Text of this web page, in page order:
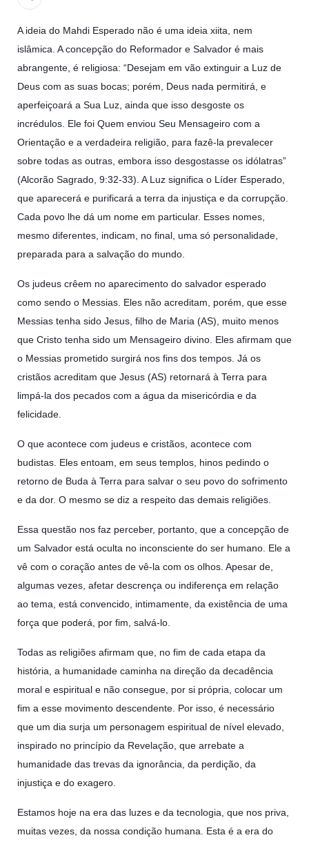
todos os irmãos e irmãs um novo
10 DE NOVEMBRO DE 2013
Falecimento do Imam Ali Ibn Al-Hussein
(A.S.)
Em nome de Deus, o Clemente, o Misericordioso! Diante da
muçulmanos, o Imam Ali Ibn Al-Hussein Ibn Ali Ibn Abi Táleb
(A.S.), conhecido por “Zein Al-Ábidin” (Formosura
3 DE JULHO DE 2014
Centro Islâmico no Brasil recebe o ex-
ministro das Relações Exteriores da
República Islâmica do Irã
Brasil recebeu em sua sede, em São Paulo, o ex-ministro das
Kharrazi, que encontra-se visitando
A ideia do Mahdi Esperado não é uma ideia xiita, nem
islâmica. A concepção do Reformador e Salvador é mais
abrangente, é religiosa: “Desejam em vão extinguir a Luz de
Deus com as suas bocas; porém, Deus nada permitirá, e
aperfeiçoará a Sua Luz, ainda que isso desgoste os
incrédulos. Ele foi Quem enviou Seu Mensageiro com a
Orientação e a verdadeira religião, para fazê-la prevalecer
sobre todas as outras, embora isso desgostasse os idólatras”
(Alcorão Sagrado, 9:32-33). A Luz significa o Líder Esperado,
que aparecerá e purificará a terra da injustiça e da corrupção.
Cada povo lhe dá um nome em particular. Esses nomes,
mesmo diferentes, indicam, no final, uma só personalidade,
preparada para a salvação do mundo.
Os judeus crêem no aparecimento do salvador esperado
como sendo o Messias. Eles não acreditam, porém, que esse
Messias tenha sido Jesus, filho de Maria (AS), muito menos
que Cristo tenha sido um Mensageiro divino. Eles afirmam que
o Messias prometido surgirá nos fins dos tempos. Já os
cristãos acreditam que Jesus (AS) retornará à Terra para
limpá-la dos pecados com a água da misericórdia e da
felicidade.
O que acontece com judeus e cristãos, acontece com
budistas. Eles entoam, em seus templos, hinos pedindo o
retorno de Buda à Terra para salvar o seu povo do sofrimento
e da dor. O mesmo se diz a respeito das demais religiões.
Essa questão nos faz perceber, portanto, que a concepção de
um Salvador está oculta no inconsciente do ser humano. Ele a
vê com o coração antes de vê-la com os olhos. Apesar de,
algumas vezes, afetar descrença ou indiferença em relação
ao tema, está convencido, intimamente, da existência de uma
força que poderá, por fim, salvá-lo.
Todas as religiões afirmam que, no fim de cada etapa da
história, a humanidade caminha na direção da decadência
moral e espiritual e não consegue, por si própria, colocar um
fim a esse movimento descendente. Por isso, é necessário
que um dia surja um personagem espiritual de nível elevado,
inspirado no princípio da Revelação, que arrebate a
humanidade das trevas da ignorância, da perdição, da
injustiça e do exagero.
Estamos hoje na era das luzes e da tecnologia, que nos priva,
muitas vezes, da nossa condição humana. Esta é a era do